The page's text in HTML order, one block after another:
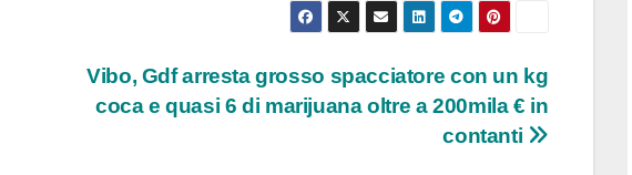
Vibo, Gdf arresta grosso spacciatore con un kg
coca e quasi 6 di marijuana oltre a 200mila € in
contanti